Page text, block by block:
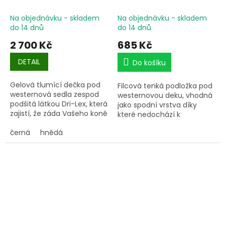
Na objednávku - skladem
do 14 dnů
2 700 Kč
DETAIL
Gelová tlumící dečka pod
westernová sedla zespod
podšitá látkou Dri-Lex, která
zajistí, že záda Vašeho koně
extrémní zátěži.
černá hnědá
Na objednávku - skladem
do 14 dnů
685 Kč
Do košíku
Filcová tenká podložka pod
westernovou deku, vhodná
jako spodní vrstva díky
které nedochází k